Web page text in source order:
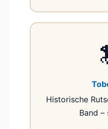
Historische
Band –